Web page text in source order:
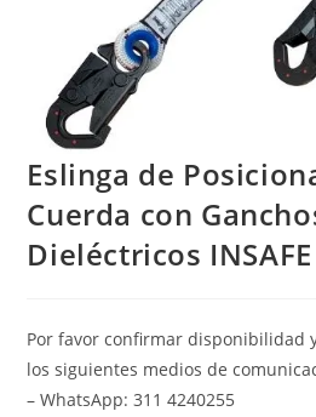
Eslinga de
Cuerda con
Dieléctricos
Por favor confirmar disponibilidad
los siguientes medios de
– WhatsApp: 311 4240255